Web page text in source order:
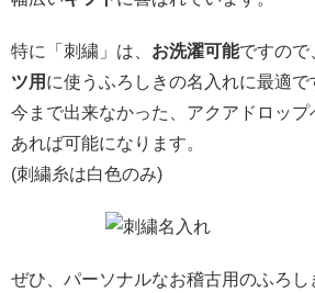
特に「刺繍」は、 お洗濯可能ですので
ツ用 に使うふろしきの名入れに最適で
今まで出来なかった、アクアドロッ
あれば可能になります。
(刺繍糸は白色のみ)
ぜひ、パーソナルなお稽古用のふろし